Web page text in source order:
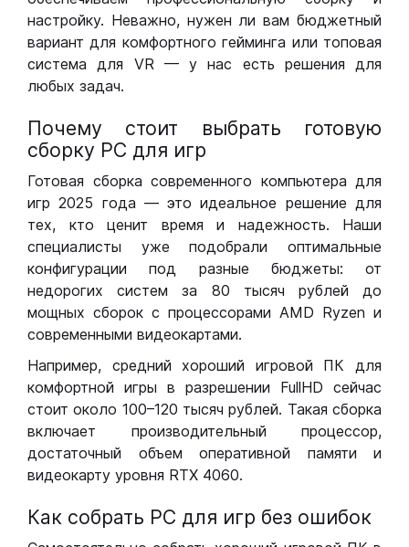
настройку. Неважно, нужен ли вам бюджетный
вариант для комфортного гейминга или топовая
система для VR — у нас есть решения для
любых задач.
Почему стоит выбрать готовую
сборку РС для игр
Готовая сборка современного компьютера для
игр 2025 года — это идеальное решение для
тех, кто ценит время и надежность. Наши
специалисты уже подобрали оптимальные
конфигурации под разные бюджеты: от
недорогих систем за 80 тысяч рублей до
мощных сборок с процессорами AMD Ryzen и
современными видеокартами.
Например, средний хороший игровой ПК для
комфортной игры в разрешении FullHD сейчас
стоит около 100–120 тысяч рублей. Такая сборка
включает производительный процессор,
достаточный объем оперативной памяти и
видеокарту уровня RTX 4060.
Как собрать РС для игр без ошибок